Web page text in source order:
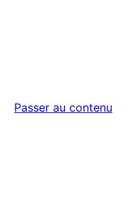
Passer au contenu